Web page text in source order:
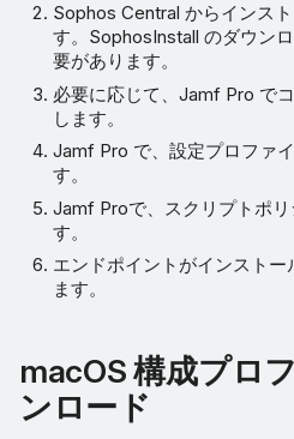
Sophos Central からインス
す。SophosInstall のダウン
要があります。
必要に応じて、Jamf Pro で
します。
Jamf Pro で、設定プロファ
す。
Jamf Proで、スクリプトポ
す。
エンドポイントがインスト
ます。
macOS 構成プロ
ンロード